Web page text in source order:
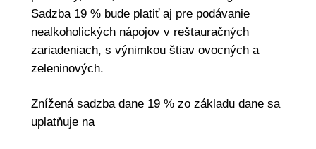
Sadzba 19 % bude platiť aj pre podávanie
nealkoholických nápojov v reštauračných
zariadeniach, s výnimkou štiav ovocných a
zeleninových.
Znížená sadzba dane 19 % zo základu dane sa
uplatňuje na